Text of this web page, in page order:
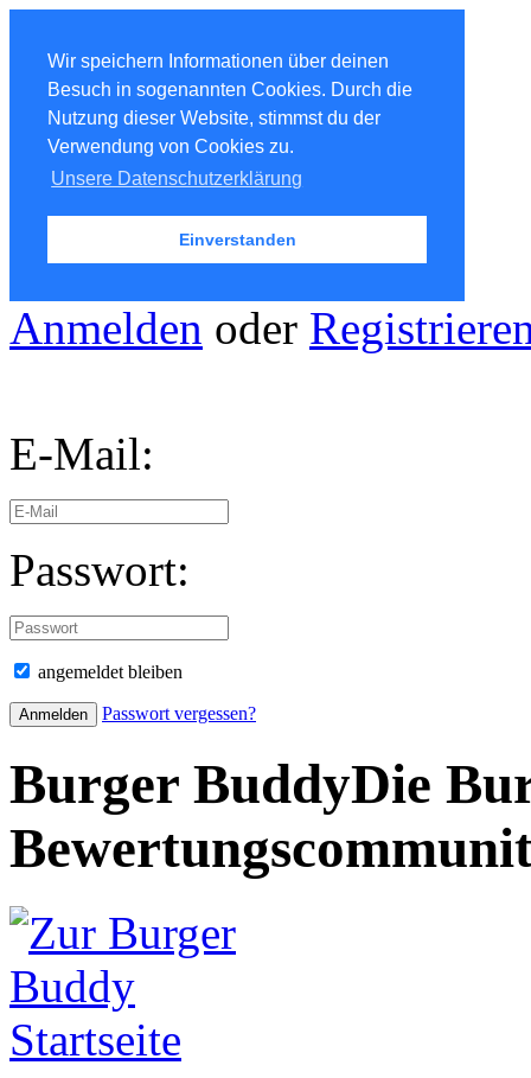
Wir speichern Informationen über deinen
Besuch in sogenannten Cookies. Durch die
Nutzung dieser Website, stimmst du der
Verwendung von Cookies zu.
Unsere Datenschutzerklärung
Einverstanden
Anmelden oder
E-Mail:
Passwort:
angemeldet bleiben
Passwort vergessen?
Burger BuddyDie